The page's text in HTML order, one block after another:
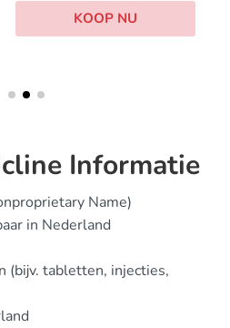
Informatie
Name)
in Nederland
(bijv. tabletten, injecties,